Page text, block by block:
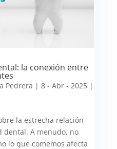
la conexión entre
Pedrera | 8 - Abr - 2025|
la estrecha relación
dental. A menudo, no
lo que comemos afecta